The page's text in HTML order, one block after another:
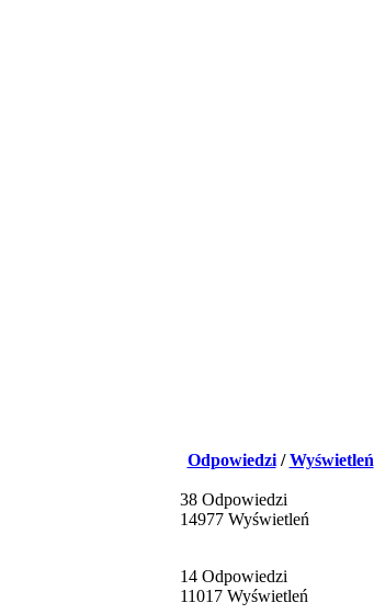
Odpowiedzi/Wyświetleń
38 Odpowiedzi
14977 Wyświetleń
14 Odpowiedzi
11017 Wyświetleń